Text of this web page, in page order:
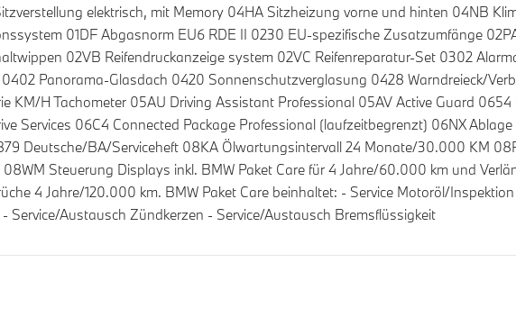
elektrisch, mit Memory 04HA Sitzheizung vorne und hinten 04NB
01DF Abgasnorm EU6 RDE II 0230 EU-spezifische Zusatzumfänge
02VB Reifendruckanzeige system 02VC Reifenreparatur-Set 0302
Panorama-Glasdach 0420 Sonnenschutzverglasung 0428 Warndreieck/
KM/H Tachometer 05AU Driving Assistant Professional 05AV Active Guard 0654
Services 06C4 Connected Package Professional (laufzeitbegrenzt) 06NX
Deutsche/BA/Serviceheft 08KA Ölwartungsintervall 24 Monate/30.000 KM
Steuerung Displays inkl. BMW Paket Care für 4 Jahre/60.000 km und
4 Jahre/120.000 km. BMW Paket Care beinhaltet: - Service Motoröl/
Service/Austausch Zündkerzen - Service/Austausch Bremsflüssigkeit